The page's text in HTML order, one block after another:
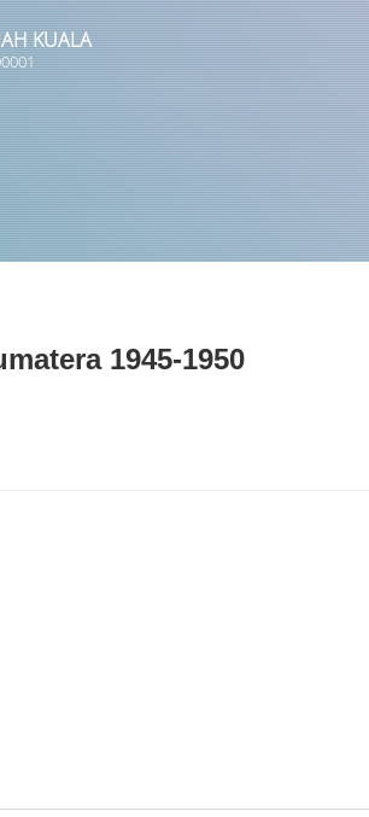
KUALA
1945-1950
Pengarang
ISBN/ISSN